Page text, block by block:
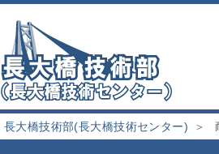
長大橋技術部(長大橋技術センター)